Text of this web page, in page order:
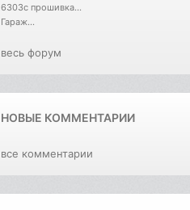
6303с прошивка...
Гараж...
весь форум
НОВЫЕ КОММЕНТАРИИ
все комментарии